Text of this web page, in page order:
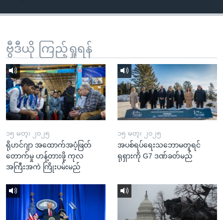
ရှာဖွေ
နေရာ
သို့
ကျော်
ရန်
ဗွီဒီယို ကြည့်ရှုရန်
၁၅ မတ္၊ ၂၀၂၅
ရိုဟင်ဂျာ အထောက်အပံ့ဖြတ်
တောက်မှု ဟန့်တားဖို့ ကုလ
အကြီးအကဲ ကြိုးပမ်းမည်
၁၅ မတ္၊ ၂၀၂၅
အပစ်ရပ်ရေးသဘောမတူရင်
ရုရှားကို G7 ဒဏ်ခတ်မည်